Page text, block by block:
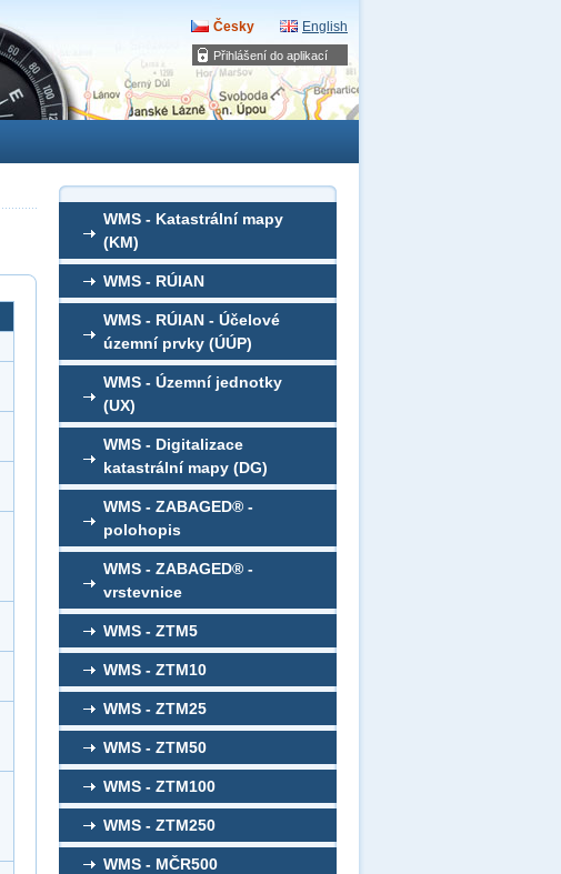
Přihlášení do aplikací
Česky English
WMS - Katastrální mapy
(KM)
WMS - RÚIAN
WMS - RÚIAN - Účelové
územní prvky (ÚÚP)
WMS - Územní jednotky
(UX)
WMS - Digitalizace
katastrální mapy (DG)
WMS - ZABAGED® -
polohopis
WMS - ZABAGED® -
vrstevnice
WMS - ZTM5
WMS - ZTM10
WMS - ZTM25
WMS - ZTM50
WMS - ZTM100
WMS - ZTM250
WMS - MČR500